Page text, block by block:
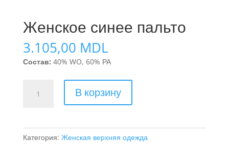
Женское синее пальто
3.105,00 MDL
Состав: 40% WO, 60% РА
товара
В корзину
Категория: Женская верхняя одежда